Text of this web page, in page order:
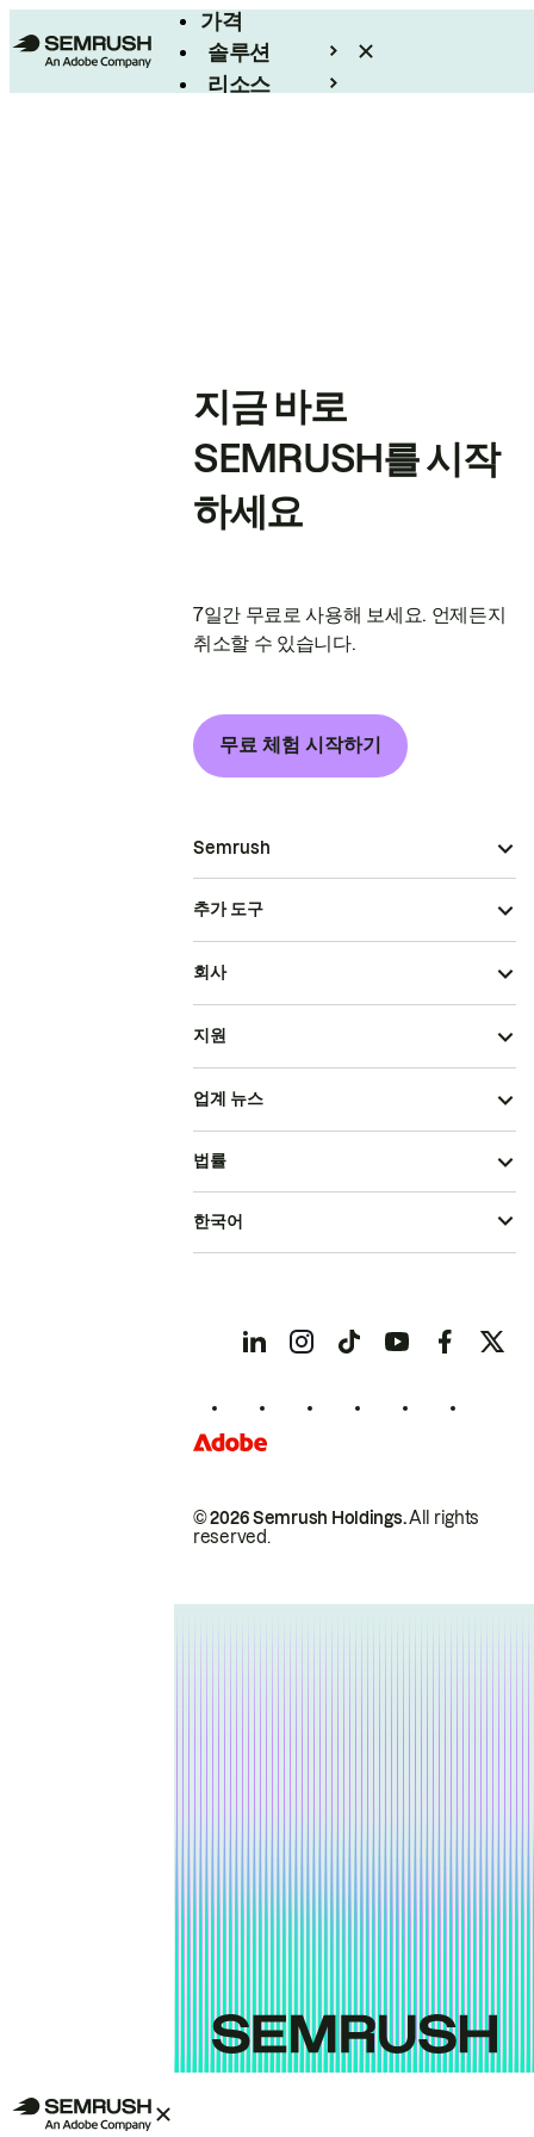
가격
솔루션
리소스
지금 바로
SEMRUSH를 시작
하세요
7일간 무료로 사용해 보세요. 언제든지
취소할 수 있습니다.
무료 체험 시작하기
Semrush
추가 도구
회사
지원
업계 뉴스
© 2026 Semrush Holdings.All rights
reserved.
법률
한국어